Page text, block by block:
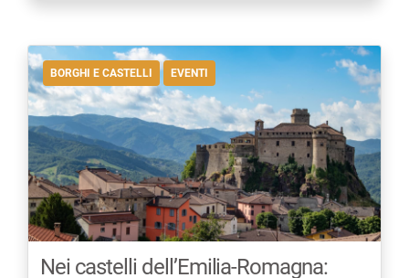
BORGHI E CASTELLI EVENTI
Nei castelli dell’Emilia-Romagna: